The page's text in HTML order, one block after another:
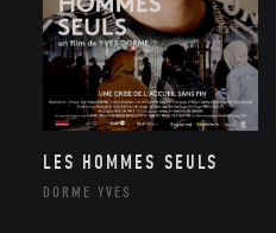
LES HOMMES SEULS
DORME YVES